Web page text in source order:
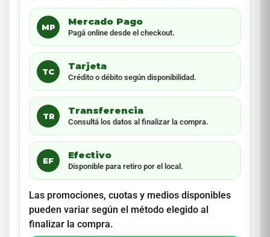
MP
Mercado Pago
Pagá online desde el checkout.
TC
Tarjeta
Crédito o débito según disponibilidad.
TR
Transferencia
Consultá los datos al finalizar la compra.
EF
Efectivo
Disponible para retiro por el local.
Las promociones, cuotas y medios disponibles
pueden variar según el método elegido al
finalizar la compra.